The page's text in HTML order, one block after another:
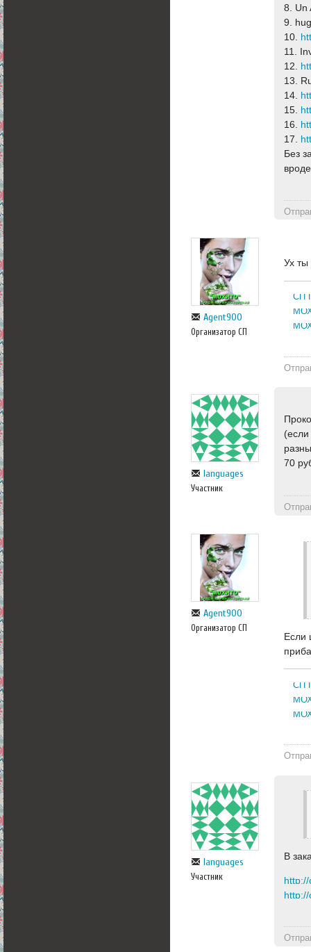
8. Un
9.
10.
11.
12.
13.
14.
15.
16.
17.
Без
Agent900
Организатор СП
Ух ты
СП
languages
Участник
70
Agent900
Организатор СП
Если
СП
languages
Участник
В